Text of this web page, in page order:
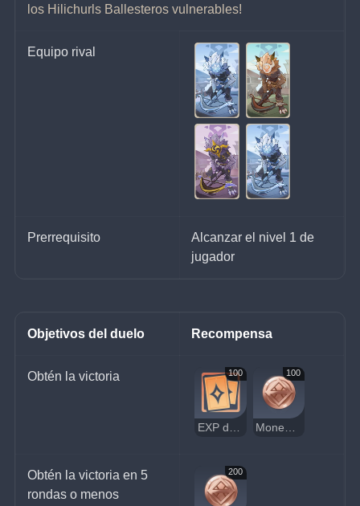
los Hilichurls Ballesteros vulnerables!
Equipo rival
Prerrequisito
Alcanzar el nivel 1 de
jugador
Objetivos del duelo Recompensa
Obtén la victoria 100 100
Obtén la victoria en 5
rondas o menos
200